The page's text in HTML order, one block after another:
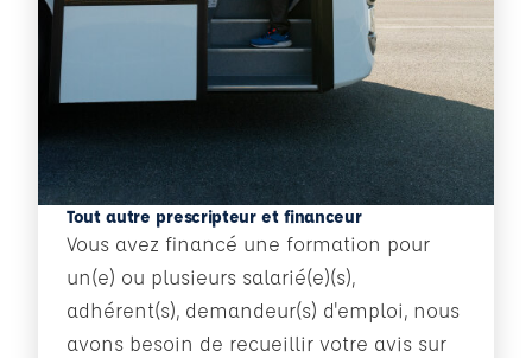
Tout autre prescripteur et financeur
Vous avez financé une formation pour
un(e) ou plusieurs salarié(e)(s),
adhérent(s), demandeur(s) d'emploi, nous
avons besoin de recueillir votre avis sur